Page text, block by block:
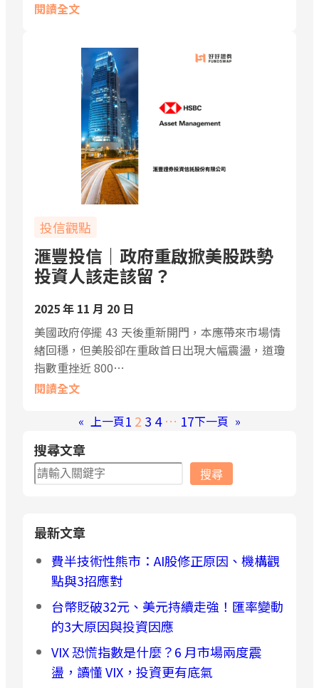
閱讀全文
投信觀點
滙豐投信｜政府重啟掀美股跌勢
投資人該走該留？
2025 年 11 月 20 日
美國政府停擺 43 天後重新開門，本應帶來市場情
緒回穩，但美股卻在重啟首日出現大幅震盪，道瓊
指數重挫近 800…
閱讀全文
«
上一頁1 2 3 4 … 17下一頁 »
搜尋文章
搜
尋
搜尋
最新文章
費半技術性熊市：AI股修正原因、機構觀
點與3招應對
台幣貶破32元、美元持續走強！匯率變動
的3大原因與投資因應
VIX 恐慌指數是什麼？6 月市場兩度震
盪，讀懂 VIX，投資更有底氣